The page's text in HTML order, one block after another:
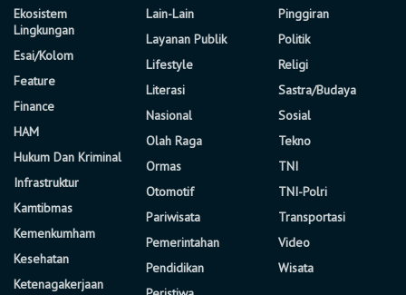
Ekosistem
Lingkungan
Esai/Kolom
Feature
Finance
HAM
Hukum Dan Kriminal
Infrastruktur
Kamtibmas
Kemenkumham
Kesehatan
Ketenagakerjaan
Lain-Lain
Layanan Publik
Lifestyle
Literasi
Nasional
Olah Raga
Ormas
Otomotif
Pariwisata
Pemerintahan
Pendidikan
Pinggiran
Politik
Religi
Sastra/Budaya
Sosial
Tekno
TNI
TNI-Polri
Transportasi
Video
Wisata